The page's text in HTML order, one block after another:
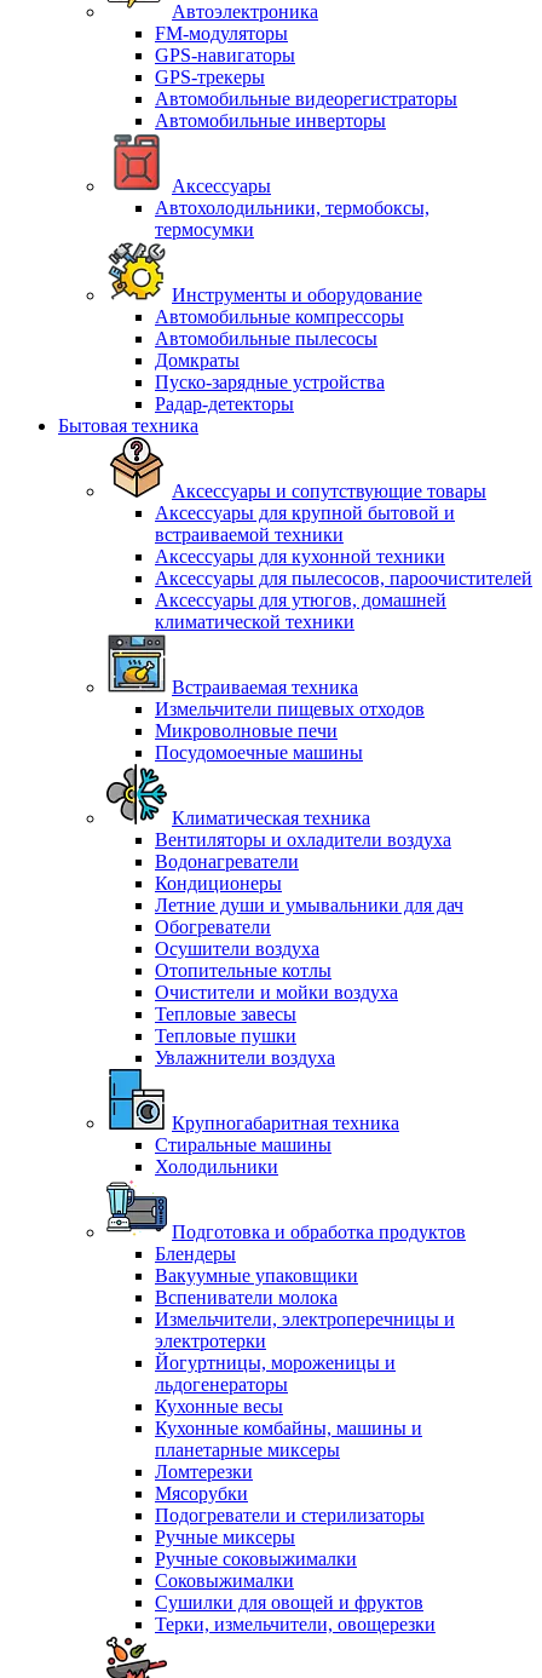
Автоэлектроника
FM-модуляторы
GPS-навигаторы
GPS-трекеры
Автомобильные видеорегистраторы
Автомобильные инверторы
Аксессуары
Автохолодильники, термобоксы,
термосумки
Инструменты и оборудование
Автомобильные компрессоры
Автомобильные пылесосы
Домкраты
Пуско-зарядные устройства
Радар-детекторы
Бытовая техника
Аксессуары и сопутствующие товары
Аксессуары для крупной бытовой и
встраиваемой техники
Аксессуары для кухонной техники
Аксессуары для пылесосов, пароочистителей
Аксессуары для утюгов, домашней
климатической техники
Встраиваемая техника
Измельчители пищевых отходов
Микроволновые печи
Посудомоечные машины
Климатическая техника
Вентиляторы и охладители воздуха
Водонагреватели
Кондиционеры
Летние души и умывальники для дач
Обогреватели
Осушители воздуха
Отопительные котлы
Очистители и мойки воздуха
Тепловые завесы
Тепловые пушки
Увлажнители воздуха
Крупногабаритная техника
Стиральные машины
Холодильники
Подготовка и обработка продуктов
Блендеры
Вакуумные упаковщики
Вспениватели молока
Измельчители, электроперечницы и
электротерки
Йогуртницы, мороженицы и
льдогенераторы
Кухонные весы
Кухонные комбайны, машины и
планетарные миксеры
Ломтерезки
Мясорубки
Подогреватели и стерилизаторы
Ручные миксеры
Ручные соковыжималки
Соковыжималки
Сушилки для овощей и фруктов
Терки, измельчители, овощерезки